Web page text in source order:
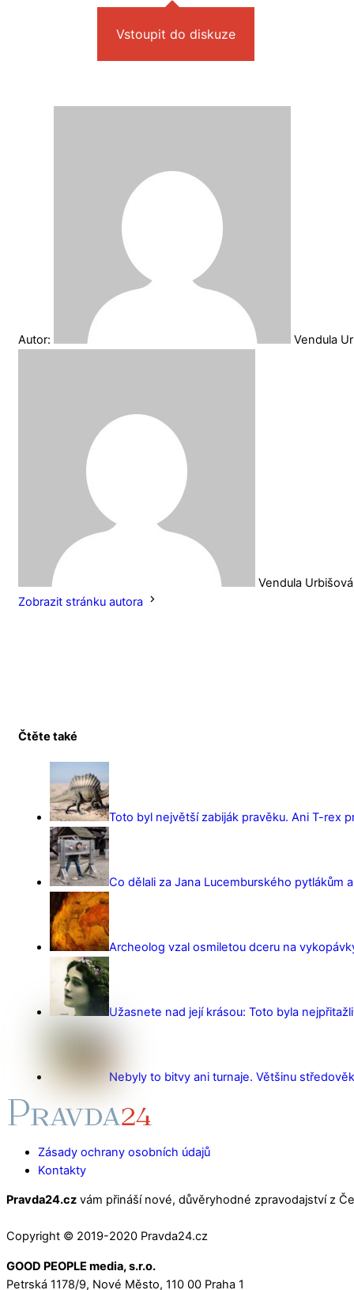
Vstoupit do diskuze
Autor: Vendula
Vendula Urbišová
Zobrazit stránku autora
Čtěte také
Toto byl největší zabiják pravěku. Ani T-rex
Co dělali za Jana Lucemburského pytlákům
Archeolog vzal osmiletou dceru na
Užasnete nad její krásou: Toto byla
Nebyly to bitvy ani turnaje. Většinu
Zásady ochrany osobních údajů
Kontakty
Pravda24.cz vám přináší nové, důvěryhodné zpravodajství z
Copyright © 2019-2020 Pravda24.cz
GOOD PEOPLE media, s.r.o.
Petrská 1178/9, Nové Město, 110 00 Praha 1